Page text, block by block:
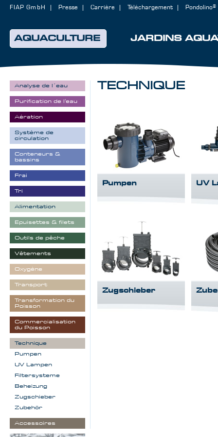
AQUACULTURE JARDINS
FIAP GmbH Presse Carrière Téléchargement Pondolino®
TECHNIQUE
Pumpen UV
Zugschieber
Analyse de l´eau
Purification de l'eau
Aération
Système de
circulation
Conteneurs &
bassins
Frai
Tri
Alimentation
Epuisettes & filets
Outils de pêche
Vêtements
Oxygène
Transport
Transformation du
Poisson
Commercialisation
du Poisson
Technique
Pumpen
UV Lampen
Filtersysteme
Beheizung
Zugschieber
Zubehör
Accessoires